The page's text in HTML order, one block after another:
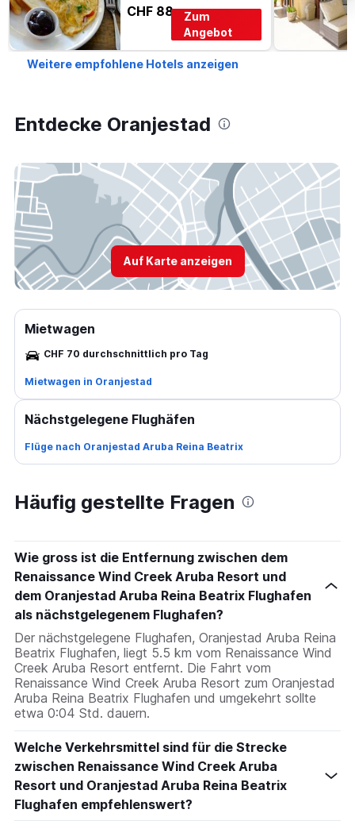
CHF 88
Zum
Angebot
Weitere empfohlene Hotels anzeigen
Entdecke Oranjestad
Auf Karte anzeigen
Mietwagen
CHF 70 durchschnittlich pro Tag
Mietwagen in Oranjestad
Nächstgelegene Flughäfen
Flüge nach Oranjestad Aruba Reina Beatrix
Häufig gestellte Fragen
Wie gross ist die Entfernung zwischen dem
Renaissance Wind Creek Aruba Resort und
dem Oranjestad Aruba Reina Beatrix Flughafen
als nächstgelegenem Flughafen?
Der nächstgelegene Flughafen, Oranjestad Aruba Reina
Beatrix Flughafen, liegt 5.5 km vom Renaissance Wind
Creek Aruba Resort entfernt. Die Fahrt vom
Renaissance Wind Creek Aruba Resort zum Oranjestad
Aruba Reina Beatrix Flughafen und umgekehrt sollte
etwa 0:04 Std. dauern.
Welche Verkehrsmittel sind für die Strecke
zwischen Renaissance Wind Creek Aruba
Resort und Oranjestad Aruba Reina Beatrix
Flughafen empfehlenswert?